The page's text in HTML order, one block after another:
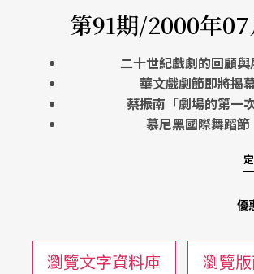
第91期/2000年
二十世紀戲劇的回顧與
華文戲劇節即將揭
蔡振南「劇場的第一次
慕尼黑國際舞蹈節
優
瀏覽文字資料庫 瀏覽